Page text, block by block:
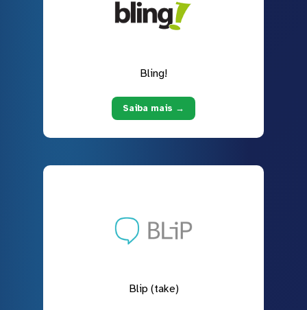
Bling!
Saiba mais →
Blip (take)